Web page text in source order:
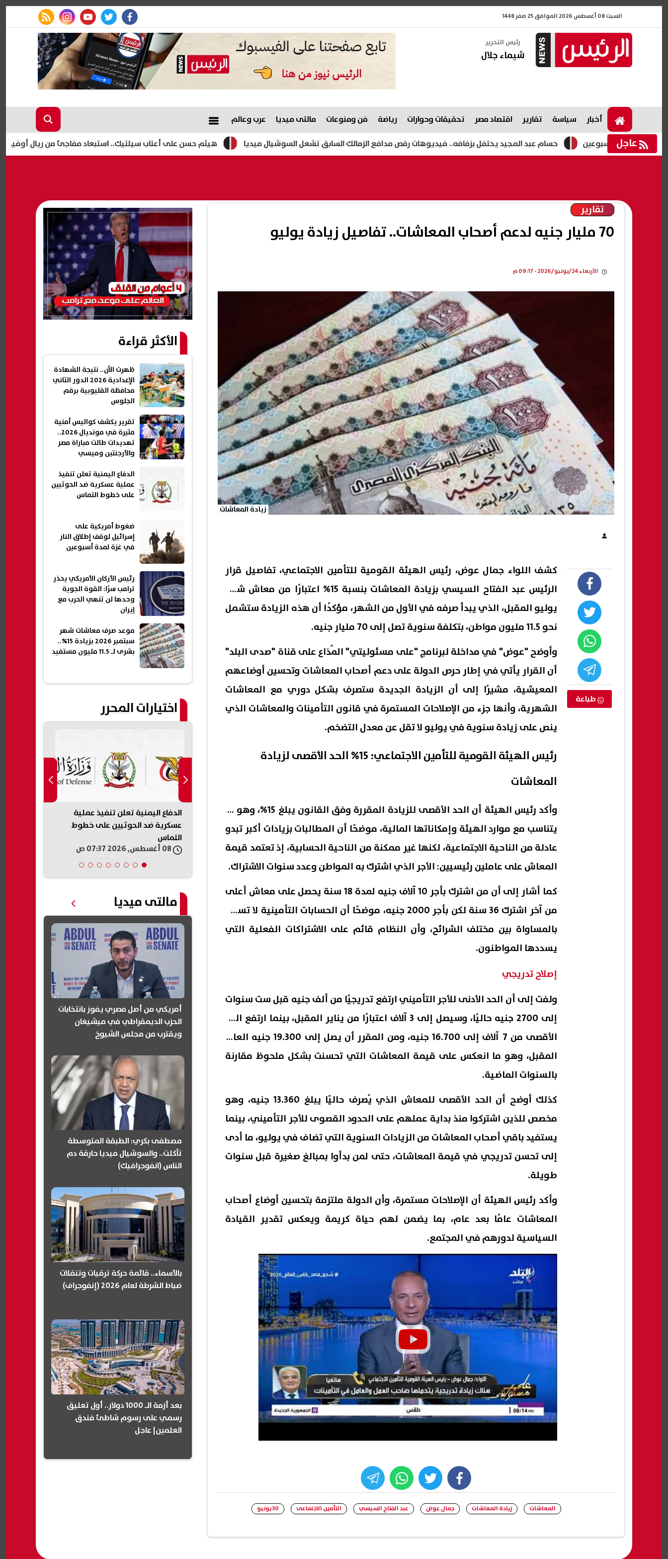
السبت 08 أغسطس 2026 الموافق 25 صفر 1448
facebook
twitter
youtube
instagram
rss feed
رئيس التحرير
شيماء جلال
أخبار سياسة تقارير اقتصاد مصر تحقيقات وحوارات رياضة فن ومنوعات مالتى ميديا عرب وعالم
عاجل هيثم حسن على أعتاب سيلتيك.. استبعاد مفاجئ من ريال أوفييدو يمهد حسام عبد المجيد يحتفل بزفافه.. فيديوهات رقص مدافع الزمالك السابق تشعل السوشيال ميديا لمدة أسبوعين
تقارير
70 مليار جنيه لدعم أصحاب المعاشات.. تفاصيل زيادة يوليو
الأربعاء 24/يونيو/2026 - 09:17 م
زيادة المعاشات
طباعة
كشف اللواء جمال عوض، رئيس الهيئة القومية للتأمين الاجتماعي، تفاصيل قرار
الرئيس عبد الفتاح السيسي بزيادة المعاشات بنسبة 15% اعتبارًا من معاش شهر
يوليو المقبل، الذي يبدأ صرفه في الأول من الشهر، مؤكدًا أن هذه الزيادة ستشمل
نحو 11.5 مليون مواطن، بتكلفة سنوية تصل إلى 70 مليار جنيه.
وأوضح "عوض" في مداخلة لبرنامج "على مسئوليتي" المُذاع على قناة "صدى البلد"
أن القرار يأتي في إطار حرص الدولة على دعم أصحاب المعاشات وتحسين أوضاعهم
المعيشية، مشيرًا إلى أن الزيادة الجديدة ستصرف بشكل دوري مع المعاشات
الشهرية، وأنها جزء من الإصلاحات المستمرة في قانون التأمينات والمعاشات الذي
ينص على زيادة سنوية في يوليو لا تقل عن معدل التضخم.
رئيس الهيئة القومية للتأمين الاجتماعي: 15% الحد الأقصى لزيادة
المعاشات
وأكد رئيس الهيئة أن الحد الأقصى للزيادة المقررة وفق القانون يبلغ 15%، وهو ما
يتناسب مع موارد الهيئة وإمكاناتها المالية، موضحًا أن المطالبات بزيادات أكبر تبدو
عادلة من الناحية الاجتماعية، لكنها غير ممكنة من الناحية الحسابية، إذ تعتمد قيمة
المعاش على عاملين رئيسيين: الأجر الذي اشترك به المواطن وعدد سنوات الاشتراك.
كما أشار إلى أن من اشترك بأجر 10 آلاف جنيه لمدة 18 سنة يحصل على معاش أعلى
من آخر اشترك 36 سنة لكن بأجر 2000 جنيه، موضحًا أن الحسابات التأمينية لا تسمح
بالمساواة بين مختلف الشرائح، وأن النظام قائم على الاشتراكات الفعلية التي
يسددها المواطنون.
إصلاح تدريجي
ولفت إلى أن الحد الأدنى للأجر التأميني ارتفع تدريجيًا من ألف جنيه قبل ست سنوات
إلى 2700 جنيه حاليًا، وسيصل إلى 3 آلاف اعتبارًا من يناير المقبل، بينما ارتفع الحد
الأقصى من 7 آلاف إلى 16.700 جنيه، ومن المقرر أن يصل إلى 19.300 جنيه العام
المقبل، وهو ما انعكس على قيمة المعاشات التي تحسنت بشكل ملحوظ مقارنة
بالسنوات الماضية.
كذلك أوضح أن الحد الأقصى للمعاش الذي يُصرف حاليًا يبلغ 13.360 جنيه، وهو
مخصص للذين اشتركوا منذ بداية عملهم على الحدود القصوى للأجر التأميني، بينما
يستفيد باقي أصحاب المعاشات من الزيادات السنوية التي تضاف في يوليو، ما أدى
إلى تحسن تدريجي في قيمة المعاشات، حتى لمن بدأوا بمبالغ صغيرة قبل سنوات
طويلة.
وأكد رئيس الهيئة أن الإصلاحات مستمرة، وأن الدولة ملتزمة بتحسين أوضاع أصحاب
المعاشات عامًا بعد عام، بما يضمن لهم حياة كريمة ويعكس تقدير القيادة
السياسية لدورهم في المجتمع.
facebook
twitter
whats
المعاشات زيادة المعاشات جمال عوض عبد الفتاح السيسي التأمين الاجتماعى 30 يونيو
الأكثر قراءة
ظهرت الآن.. نتيجة الشهادة
الإعدادية 2026 الدور الثاني
محافظة القليوبية برقم
الجلوس
تقرير يكشف كواليس أمنية
مثيرة في مونديال 2026..
تهديدات طالت مباراة مصر
والأرجنتين وميسي
الدفاع اليمنية تعلن تنفيذ
عملية عسكرية ضد الحوثيين
على خطوط التماس
ضغوط أمريكية على
إسرائيل لوقف إطلاق النار
في غزة لمدة أسبوعين
رئيس الأركان الأمريكي يحذر
ترامب سرًا: القوة الجوية
وحدها لن تنهي الحرب مع
إيران
موعد صرف معاشات شهر
سبتمبر 2026 بزيادة 15%..
بشرى لـ 11.5 مليون مستفيد
اختيارات المحرر
رئيس الأركان الأمريكي يحذر ترامب
سرًا: القوة الجوية وحدها لن تنهي
الحرب مع إيران
هيثم حسن على أعتاب سيلتيك..
استبعاد مفاجئ من ريال أوفييدو
يمهد لرحيله
08 أغسطس, 2026 03:49 ص
حسام عبد المجيد يحتفل بزفافه..
فيديوهات رقص مدافع الزمالك
السابق تشعل السوشيال ميديا
08 أغسطس, 2026 03:44 ص
الدفاع اليمنية تعلن تنفيذ عملية
عسكرية ضد الحوثيين على خطوط
التماس
مالتى ميديا
أمريكي من أصل مصري يفوز بانتخابات
الحزب الديمقراطي في ميشيغان
ويقترب من مجلس الشيوخ
مصطفى بكري: الطبقة المتوسطة
تآكلت.. والسوشيال ميديا حارقة دم
الناس (انفوجرافيك)
بالأسماء.. قائمة حركة ترقيات وتنقلات
ضباط الشرطة لعام 2026 (إنفوجراف)
بعد أزمة الـ 1000 دولار.. أول تعليق
رسمي على رسوم شاطئ فندق
العلمين| عاجل